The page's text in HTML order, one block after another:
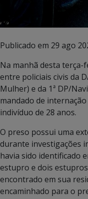
Publicado em 29 ago
Na manhã desta terça-
entre policiais civis da
Mulher) e da 1ª DP/
mandado de
indivíduo de 28 anos.
O preso possui uma
durante investigações
havia sido identificado
estupro e dois
encontrado em sua
encaminhado para o